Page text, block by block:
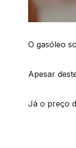
O gasóleo
Apesar
Já o preço